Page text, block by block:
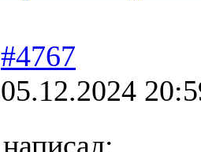
#4767
05.12.2024
написал: